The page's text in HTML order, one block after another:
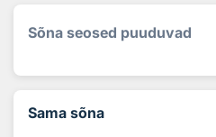
Sõna seosed puuduvad
Sama sõna